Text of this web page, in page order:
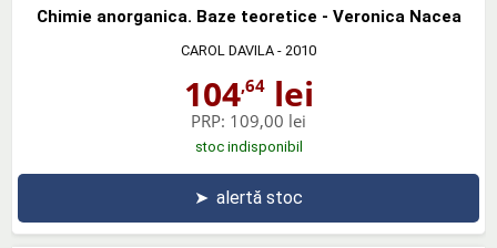
Chimie anorganica. Baze teoretice - Veronica Nacea
CAROL DAVILA - 2010
104,64lei
PRP: 109,00 lei
stoc indisponibil
➤ alertă stoc